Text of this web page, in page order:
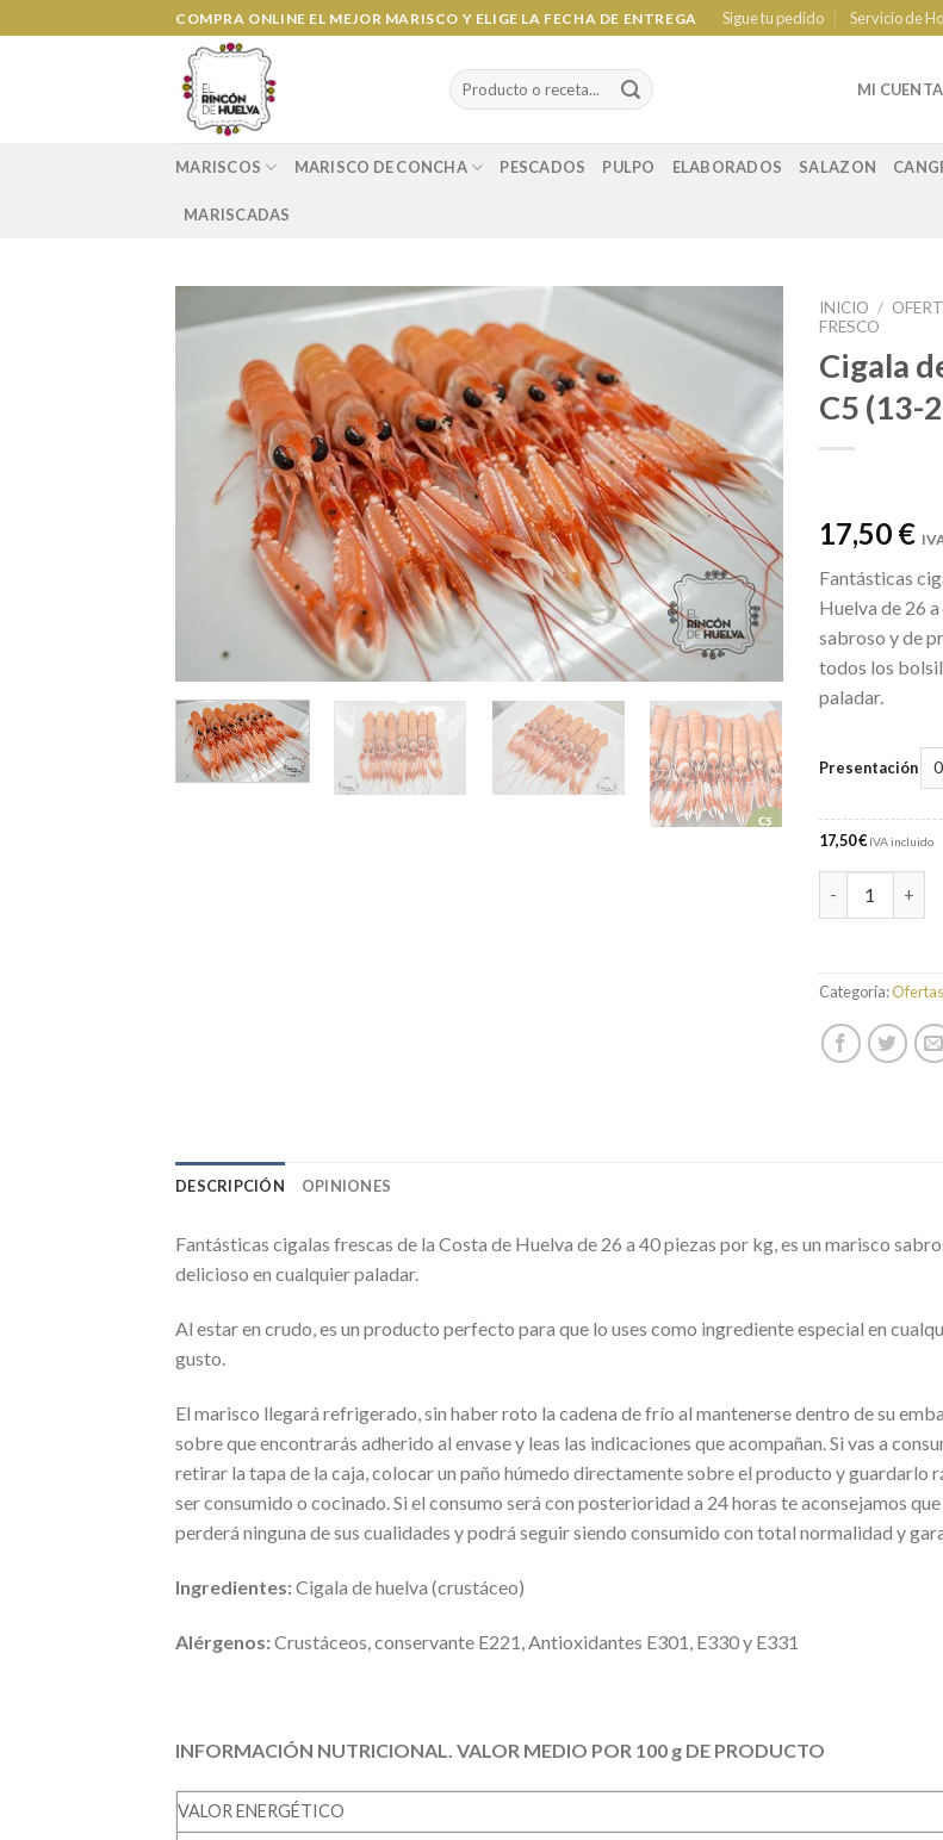
al
COMPRA ONLINE EL MEJOR MARISCO Y ELIGE LA FECHA DE ENTREGA Sigue tu pedido Servicio de
Search
for:
MI
MARISCOS MARISCO DE CONCHA PESCADOS PULPO ELABORADOS SALAZON
MARISCADAS
Añadir a
INICIO /
FRESCO
Cigala
C5 (13-
17,50 €
Fantásticas
Huelva de 26
sabroso y de
todos los
paladar.
Presentación
17,50 € IVA incluido
Unidades
Categoría:
DESCRIPCIÓN OPINIONES
Fantásticas cigalas frescas de la Costa de Huelva de 26 a 40 piezas por kg, es un marisco
delicioso en cualquier paladar.
Al estar en crudo, es un producto perfecto para que lo uses como ingrediente especial en
gusto.
El marisco llegará refrigerado, sin haber roto la cadena de frío al mantenerse dentro de su
sobre que encontrarás adherido al envase y leas las indicaciones que acompañan. Si vas a
retirar la tapa de la caja, colocar un paño húmedo directamente sobre el producto y guardarlo
ser consumido o cocinado. Si el consumo será con posterioridad a 24 horas te aconsejamos
perderá ninguna de sus cualidades y podrá seguir siendo consumido con total normalidad y
Ingredientes:Cigala de huelva (crustáceo)
Alérgenos:Crustáceos, conservante E221, Antioxidantes E301, E330 y E331
INFORMACIÓN NUTRICIONAL. VALOR MEDIO POR 100 g DE PRODUCTO
VALOR ENERGÉTICO